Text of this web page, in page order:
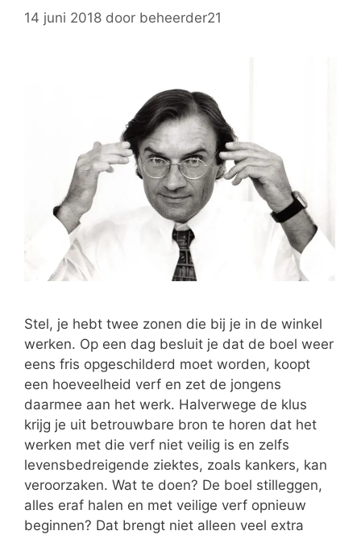
14 juni 2018 door beheerder21
Stel, je hebt twee zonen die bij je in de winkel
werken. Op een dag besluit je dat de boel weer
eens fris opgeschilderd moet worden, koopt
een hoeveelheid verf en zet de jongens
daarmee aan het werk. Halverwege de klus
krijg je uit betrouwbare bron te horen dat het
werken met die verf niet veilig is en zelfs
levensbedreigende ziektes, zoals kankers, kan
veroorzaken. Wat te doen? De boel stilleggen,
alles eraf halen en met veilige verf opnieuw
beginnen? Dat brengt niet alleen veel extra